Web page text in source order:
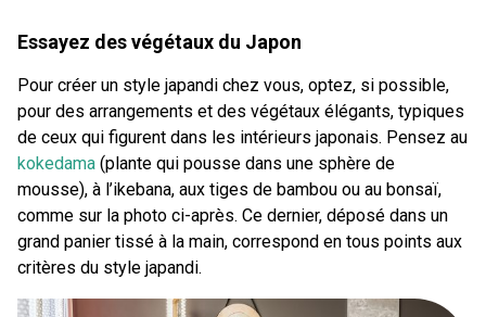
Essayez des végétaux du Japon
Pour créer un style japandi chez vous, optez, si possible,
pour des arrangements et des végétaux élégants, typiques
de ceux qui figurent dans les intérieurs japonais. Pensez au
kokedama (plante qui pousse dans une sphère de
mousse), à l’ikebana, aux tiges de bambou ou au bonsaï,
comme sur la photo ci-après. Ce dernier, déposé dans un
grand panier tissé à la main, correspond en tous points aux
critères du style japandi.